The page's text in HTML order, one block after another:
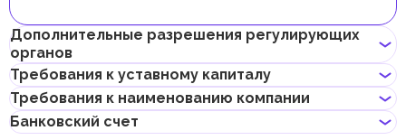
Дополнительные разрешения регулирующих
органов
В рамках процедуры регистрации компании с данной бизнес-
деятельностью не требуется получения дополнительных
разрешений.
Требования к уставному капиталу
Требование к минимальному уставному капиталу для
компаний IFZA составляет 10 000 AED, его внесение
Требования к наименованию компании
Может содержать имя учредителя
Банковский счет